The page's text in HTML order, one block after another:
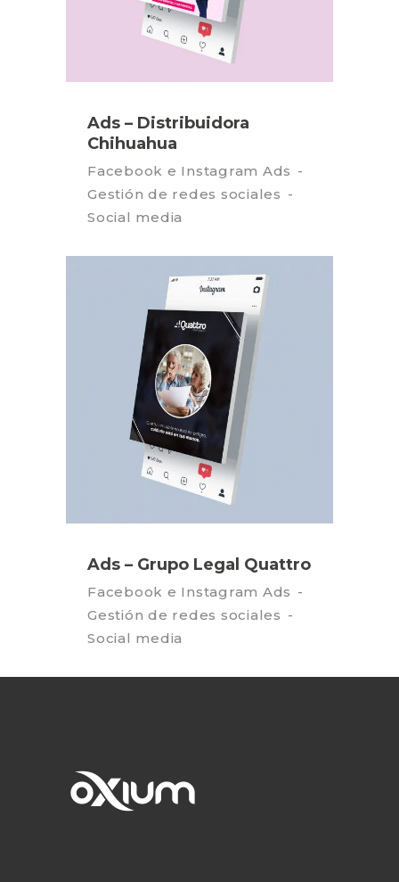
Ads – Distribuidora
Chihuahua
Facebook e Instagram Ads
Gestión de redes sociales
Social media
Ads – Grupo Legal Quattro
Facebook e Instagram Ads
Gestión de redes sociales
Social media